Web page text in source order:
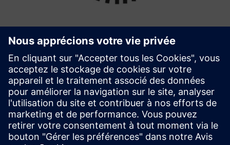
clever.EMS
CleverEMS contrôle intelligemment les producteurs et les
consommateurs d'énergie, en tirant parti de la flexibilité
pour minimiser les coûts énergétiques grâce à
l'optimisation multi-usage. Le système est indépendant du
fabricant ...
En savoir plus